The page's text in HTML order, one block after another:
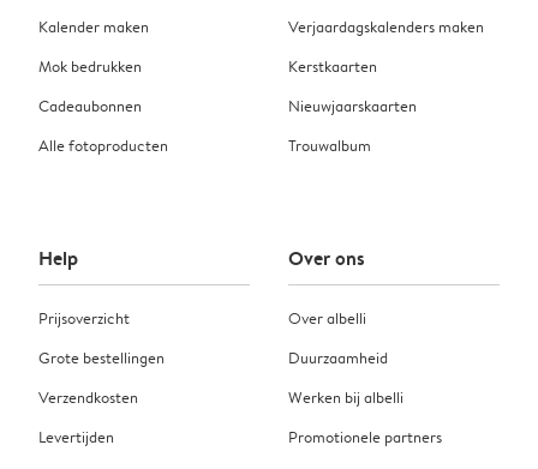
Kalender maken
Mok bedrukken
Cadeaubonnen
Alle fotoproducten
Verjaardagskalenders maken
Kerstkaarten
Nieuwjaarskaarten
Trouwalbum
Help
Prijsoverzicht
Grote bestellingen
Verzendkosten
Levertijden
Over ons
Over albelli
Duurzaamheid
Werken bij albelli
Promotionele partners